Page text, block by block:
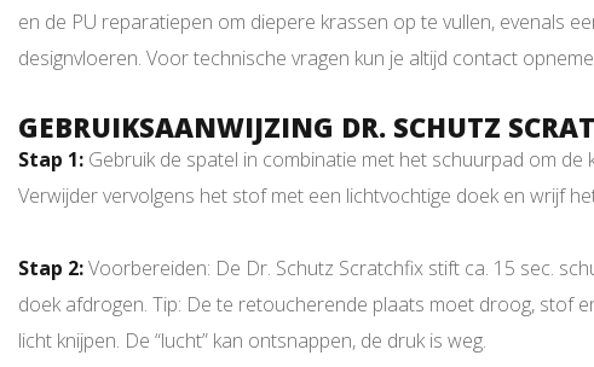
en de PU reparatiepen om diepere krassen op te vullen, evenals
designvloeren. Voor technische vragen kun je altijd contact
GEBRUIKSAANWIJZING DR. SCHUTZ
Stap 1: Gebruik de spatel in combinatie met het schuurpad om
Verwijder vervolgens het stof met een lichtvochtige doek en wrijf
Stap 2:Voorbereiden: De Dr. Schutz Scratchfix stift ca. 15 sec.
doek afdrogen. Tip: De te retoucherende plaats moet droog, stof
licht knijpen. De “lucht” kan ontsnappen, de druk is weg.